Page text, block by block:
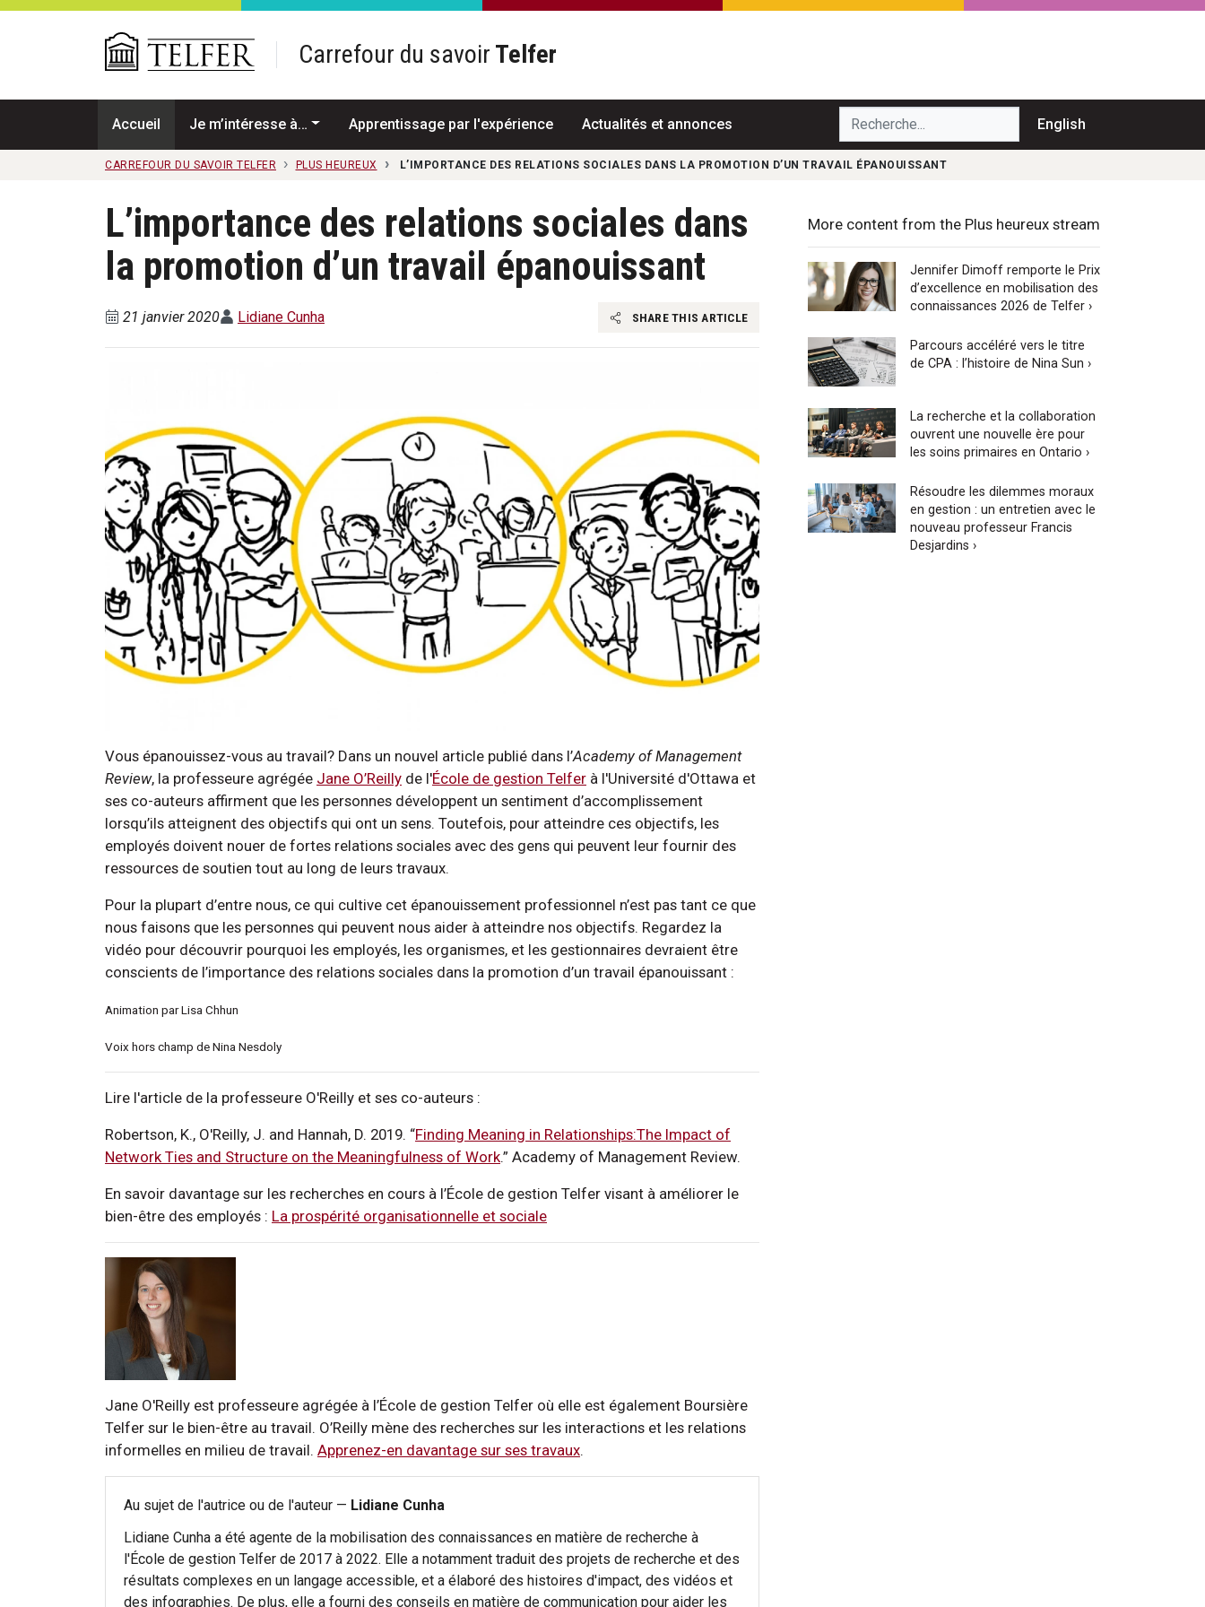
Passer au contenu principal
Carrefour du savoir Telfer
Accueil Je m’intéresse à… Apprentissage par l'expérience Actualités et annonces Recherche... English
CARREFOUR DU SAVOIR TELFER PLUS HEUREUX L’IMPORTANCE DES RELATIONS SOCIALES DANS LA PROMOTION D’UN TRAVAIL ÉPANOUISSANT
L’importance des relations sociales dans
la promotion d’un travail épanouissant
21 janvier 2020 Lidiane Cunha SHARE THIS ARTICLE
Vous épanouissez-vous au travail? Dans un nouvel article publié dans l’Academy of Management
Review, la professeure agrégée Jane O’Reilly de l'École de gestion Telfer à l'Université d'Ottawa et
ses co-auteurs affirment que les personnes développent un sentiment d’accomplissement
lorsqu’ils atteignent des objectifs qui ont un sens. Toutefois, pour atteindre ces objectifs, les
employés doivent nouer de fortes relations sociales avec des gens qui peuvent leur fournir des
ressources de soutien tout au long de leurs travaux.
Pour la plupart d’entre nous, ce qui cultive cet épanouissement professionnel n’est pas tant ce que
nous faisons que les personnes qui peuvent nous aider à atteindre nos objectifs. Regardez la
vidéo pour découvrir pourquoi les employés, les organismes, et les gestionnaires devraient être
conscients de l’importance des relations sociales dans la promotion d’un travail épanouissant :
Animation par Lisa Chhun
Voix hors champ de Nina Nesdoly
Lire l'article de la professeure O'Reilly et ses co-auteurs :
Robertson, K., O'Reilly, J. and Hannah, D. 2019. “Finding Meaning in Relationships:The Impact of
Network Ties and Structure on the Meaningfulness of Work.” Academy of Management Review.
En savoir davantage sur les recherches en cours à l’École de gestion Telfer visant à améliorer le
bien-être des employés : La prospérité organisationnelle et sociale
Jane O'Reilly est professeure agrégée à l’École de gestion Telfer où elle est également Boursière
Telfer sur le bien-être au travail. O’Reilly mène des recherches sur les interactions et les relations
informelles en milieu de travail. Apprenez-en davantage sur ses travaux.
Au sujet de l'autrice ou de l'auteur — Lidiane Cunha
Lidiane Cunha a été agente de la mobilisation des connaissances en matière de recherche à
l'École de gestion Telfer de 2017 à 2022. Elle a notamment traduit des projets de recherche et des
résultats complexes en un langage accessible, et a élaboré des histoires d'impact, des vidéos et
des infographies. De plus, elle a fourni des conseils en matière de communication pour aider les
More content from the Plus heureux stream
Jennifer Dimoff remporte le Prix
d’excellence en mobilisation des
connaissances 2026 de Telfer ›
Parcours accéléré vers le titre
de CPA : l’histoire de Nina Sun ›
La recherche et la collaboration
ouvrent une nouvelle ère pour
les soins primaires en Ontario ›
Résoudre les dilemmes moraux
en gestion : un entretien avec le
nouveau professeur Francis
Desjardins ›